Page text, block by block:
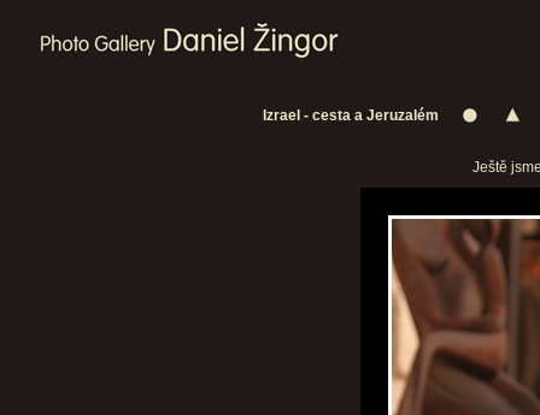
Izrael - cesta a Jeruzalém
Ještě